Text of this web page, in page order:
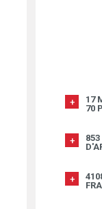
17
70
853